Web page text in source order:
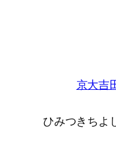
京大吉
ひみつきちよ